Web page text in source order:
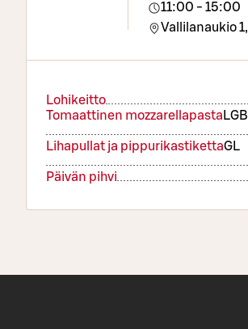
11:00 - 15:00
Vallilanaukio 1,
Lohikeitto
Tomaattinen mozzarellapasta LGB
Lihapullat ja pippurikastikettaGL
Päivän pihvi